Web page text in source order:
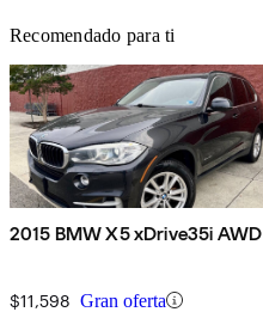
Recomendado para ti
2015 BMW X5 xDrive35i AWD
$11,598 Gran oferta